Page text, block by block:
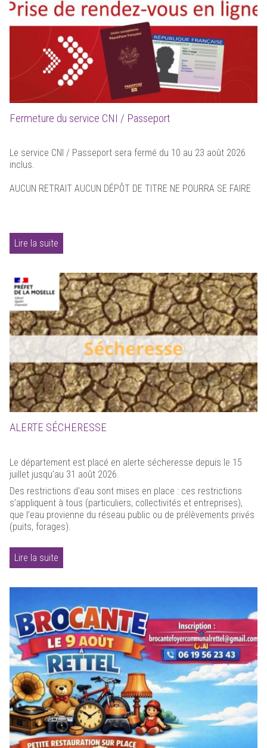
Fermeture du service CNI / Passeport
Le service CNI / Passeport sera fermé du 10 au 23 août 2026
inclus.
AUCUN RETRAIT AUCUN DÉPÔT DE TITRE NE POURRA SE FAIRE
Lire la suite
ALERTE SÉCHERESSE
Le département est placé en alerte sécheresse depuis le 15
juillet jusqu'au 31 août 2026.
Des restrictions d'eau sont mises en place : ces restrictions
s’appliquent à tous (particuliers, collectivités et entreprises),
que l’eau provienne du réseau public ou de prélèvements privés
(puits, forages).
Lire la suite